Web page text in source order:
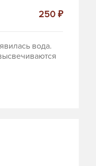
250 ₽
вода.